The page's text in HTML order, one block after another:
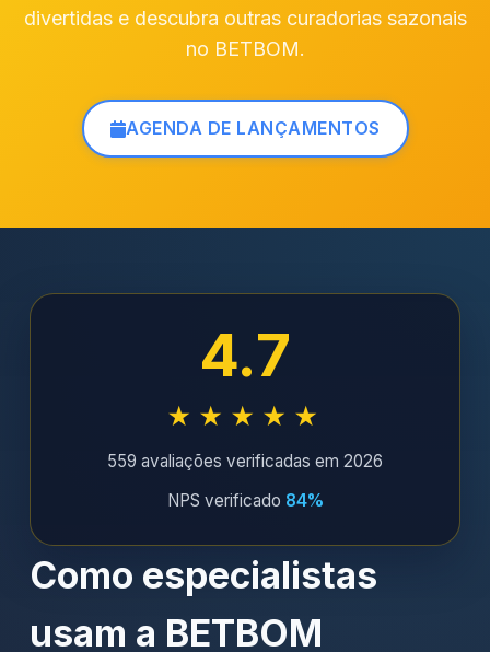
divertidas e descubra outras curadorias sazonais
no BETBOM.
AGENDA DE LANÇAMENTOS
4.7
★★★★★
559 avaliações verificadas em 2026
NPS verificado 84%
Como especialistas
usam a BETBOM